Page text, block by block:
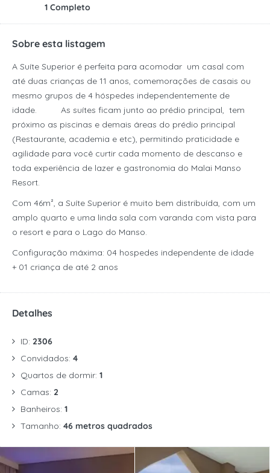
1 Completo
Sobre esta listagem
A Suíte Superior é perfeita para acomodar um casal com
até duas crianças de 11 anos, comemorações de casais ou
mesmo grupos de 4 hóspedes independentemente de
idade. As suítes ficam junto ao prédio principal, tem
próximo as piscinas e demais áreas do prédio principal
(Restaurante, academia e etc), permitindo praticidade e
agilidade para você curtir cada momento de descanso e
toda experiência de lazer e gastronomia do Malai Manso
Resort.
Com 46m², a Suíte Superior é muito bem distribuída, com um
amplo quarto e uma linda sala com varanda com vista para
o resort e para o Lago do Manso.
Configuração máxima: 04 hospedes independente de idade
+ 01 criança de até 2 anos
Detalhes
ID: 2306
Convidados: 4
Quartos de dormir: 1
Camas: 2
Banheiros: 1
Tamanho: 46 metros quadrados